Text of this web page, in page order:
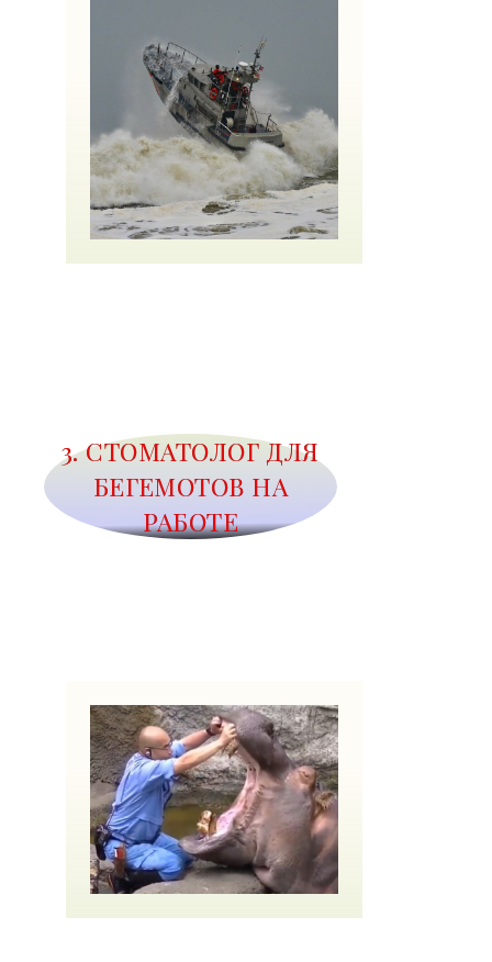
3. СТОМАТОЛОГ ДЛЯ
БЕГЕМОТОВ НА
РАБОТЕ